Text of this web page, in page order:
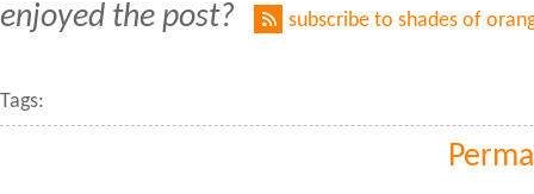
enjoyed the post? subscribe to shades of
Tags: